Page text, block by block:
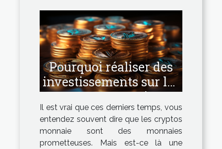
Pourquoi réaliser des
investissements sur les
cryptos monnaies ?
Il est vrai que ces derniers temps, vous
entendez souvent dire que les cryptos
monnaie sont des monnaies
prometteuses. Mais est-ce là une